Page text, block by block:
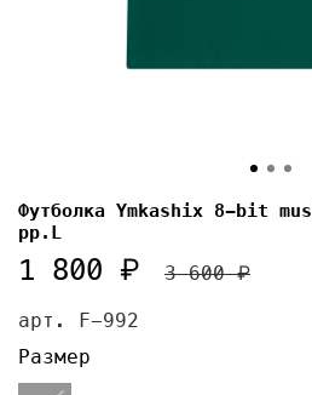
арт. F-992
Футболка Ymkashix 8-bit
pp.L
1 800 ₽ 3 600 ₽
Размер